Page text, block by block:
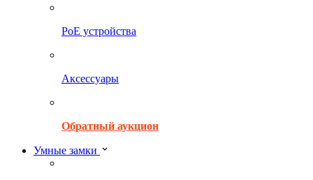
PoE устройства
Аксессуары
Обратный аукцион
Умные замки